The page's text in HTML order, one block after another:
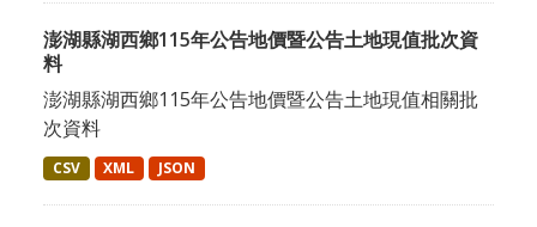
澎湖縣湖西鄉115年公告地價暨公告土地現值批次資
料
澎湖縣湖西鄉115年公告地價暨公告土地現值相關批
次資料
CSV XML JSON